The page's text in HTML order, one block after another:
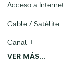
Acceso a Internet
Cable / Satélite
Canal +
VER MÁS...